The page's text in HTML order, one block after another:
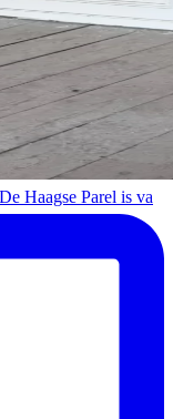
Haagse Parel is va